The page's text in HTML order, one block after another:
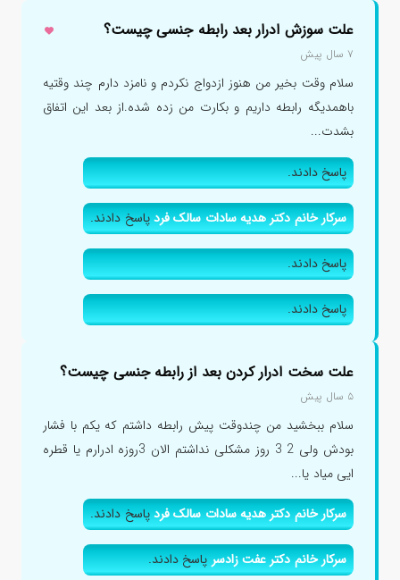
علت سوزش ادرار بعد رابطه جنسی چیست؟
۷ سال پیش
سلام وقت بخیر من هنوز ازدواج نکردم و نامزد دارم چند وقتیه
باهمدیگه رابطه داریم و بکارت من زده شده.از بعد این اتفاق
بشدت...
پاسخ دادند.
سرکار خانم دکتر هدیه سادات سالک فردپاسخ دادند.
پاسخ دادند.
پاسخ دادند.
علت سخت ادرار کردن بعد از رابطه جنسی چیست؟
۵ سال پیش
سلام ببخشید من چندوقت پیش رابطه داشتم که یکم با فشار
بودش ولی 2 3 روز مشکلی نداشتم الان 3روزه ادرارم یا قطره
ایی میاد یا...
سرکار خانم دکتر هدیه سادات سالک فردپاسخ دادند.
سرکار خانم دکتر عفت زادسرپاسخ دادند.